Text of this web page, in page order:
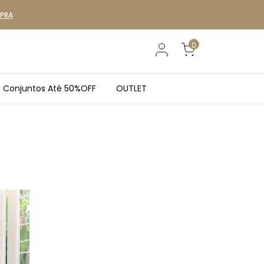
0
Conjuntos Até 50%OFF OUTLET